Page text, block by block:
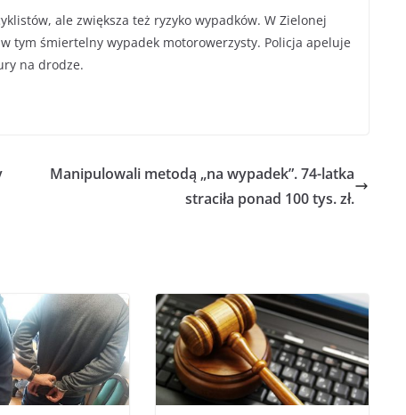
ale zwiększa też ryzyko wypadków. W Zielonej
tym śmiertelny wypadek motorowerzysty. Policja apeluje
na drodze.
Manipulowali metodą „na wypadek”. 74-latka
straciła ponad 100 tys. zł.